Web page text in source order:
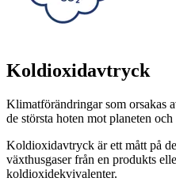
Koldioxidavtryck
Klimatförändringar som orsakas
de största hoten mot planeten och
Koldioxidavtryck är ett mått på
växthusgaser från en produkts
koldioxidekvivalenter.